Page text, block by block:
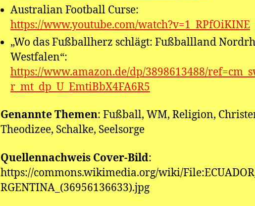
Australian Football Curse:
https://www.youtube.com/watch?v=1_RPfOiKINE
„Wo das Fußballherz schlägt: Fußballland
Westfalen“:
https://www.amazon.de/dp/3898613488/
r_mt_dp_U_EmtiBbX4FA6R5
Genannte Themen: Fußball, WM, Religion,
Theodizee, Schalke, Seelsorge
Quellennachweis Cover-Bild:
https://commons.wikimedia.org/wiki/
RGENTINA_(36956136633).jpg